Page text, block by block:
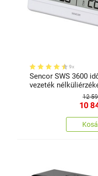
9x
Sencor SWS 3600
vezeték
12
10